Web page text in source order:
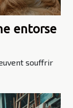
entorse
souffrir